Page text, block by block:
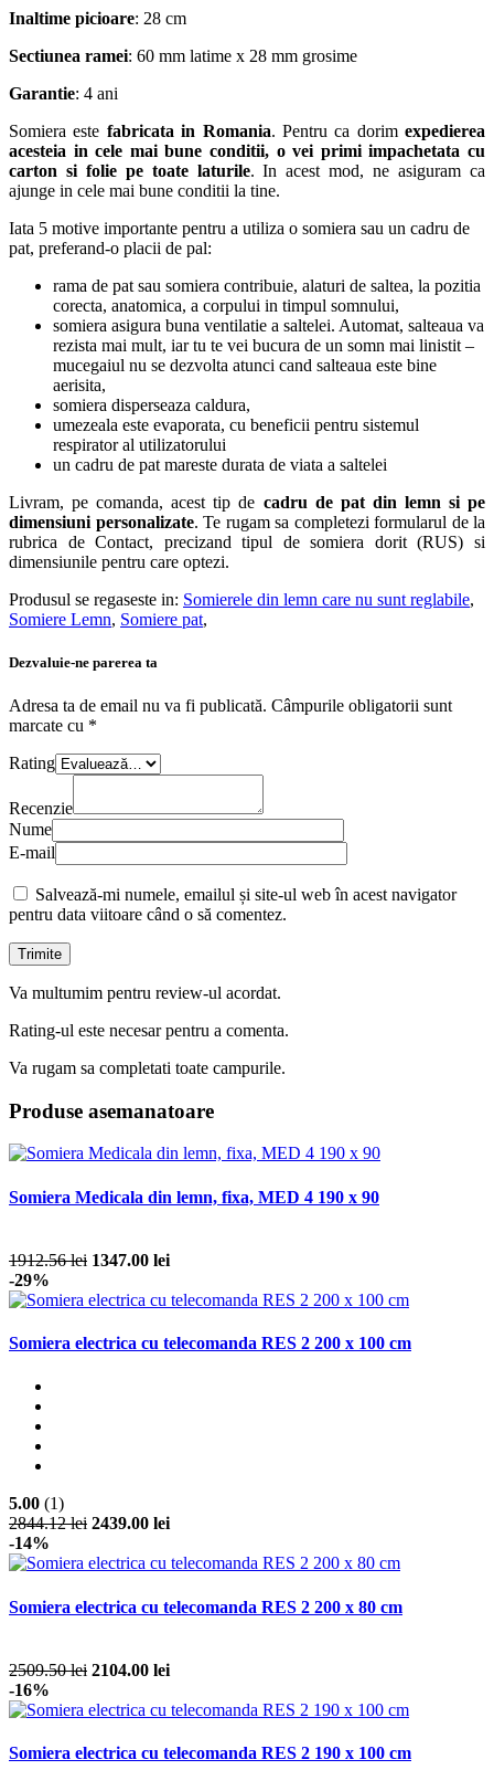
Inaltime picioare: 28 cm
Sectiunea ramei: 60 mm latime x 28 mm grosime
Garantie: 4 ani
Somiera este fabricata in Romania. Pentru ca dorim expedierea
acesteia in cele mai bune conditii, o vei primi impachetata cu
carton si folie pe toate laturile. In acest mod, ne asiguram ca
ajunge in cele mai bune conditii la tine.
Iata 5 motive importante pentru a utiliza o somiera sau un cadru de
pat, preferand-o placii de pal:
rama de pat sau somiera contribuie, alaturi de saltea, la pozitia
corecta, anatomica, a corpului in timpul somnului,
somiera asigura buna ventilatie a saltelei. Automat, salteaua va
rezista mai mult, iar tu te vei bucura de un somn mai linistit –
mucegaiul nu se dezvolta atunci cand salteaua este bine
aerisita,
somiera disperseaza caldura,
umezeala este evaporata, cu beneficii pentru sistemul
respirator al utilizatorului
un cadru de pat mareste durata de viata a saltelei
Livram, pe comanda, acest tip de cadru de pat din lemn si pe
dimensiuni personalizate. Te rugam sa completezi formularul de la
rubrica de Contact, precizand tipul de somiera dorit (RUS) si
dimensiunile pentru care optezi.
Produsul se regaseste in: Somierele din lemn care nu sunt reglabile,
Somiere Lemn, Somiere pat,
Dezvaluie-ne parerea ta
Adresa ta de email nu va fi publicată. Câmpurile obligatorii sunt
marcate cu *
Rating
Recenzie
Nume
E-mail
Salvează-mi numele, emailul și site-ul web în acest navigator
pentru data viitoare când o să comentez.
Va multumim pentru review-ul acordat.
Rating-ul este necesar pentru a comenta.
Va rugam sa completati toate campurile.
Produse asemanatoare
Somiera Medicala din lemn, fixa, MED 4 190 x 90
1912.56 lei 1347.00 lei
-29%
Somiera electrica cu telecomanda RES 2 200 x 100 cm
5.00 (1)
2844.12 lei 2439.00 lei
-14%
Somiera electrica cu telecomanda RES 2 200 x 80 cm
2509.50 lei 2104.00 lei
-16%
Somiera electrica cu telecomanda RES 2 190 x 100 cm